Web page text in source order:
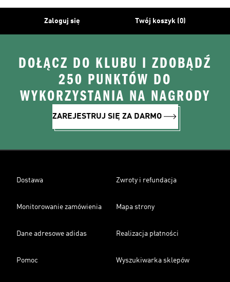
Zaloguj się Twój koszyk (0)
DOŁĄCZ DO KLUBU I ZDOBĄDŹ
250 PUNKTÓW DO
WYKORZYSTANIA NA NAGRODY
ZAREJESTRUJ SIĘ ZA DARMO
Dostawa Zwroty i refundacja
Monitorowanie zamówienia Mapa strony
Dane adresowe adidas Realizacja płatności
Pomoc Wyszukiwarka sklepów